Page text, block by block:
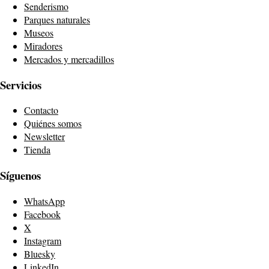
Senderismo
Parques naturales
Museos
Miradores
Mercados y mercadillos
Servicios
Contacto
Quiénes somos
Newsletter
Tienda
Síguenos
WhatsApp
Facebook
X
Instagram
Bluesky